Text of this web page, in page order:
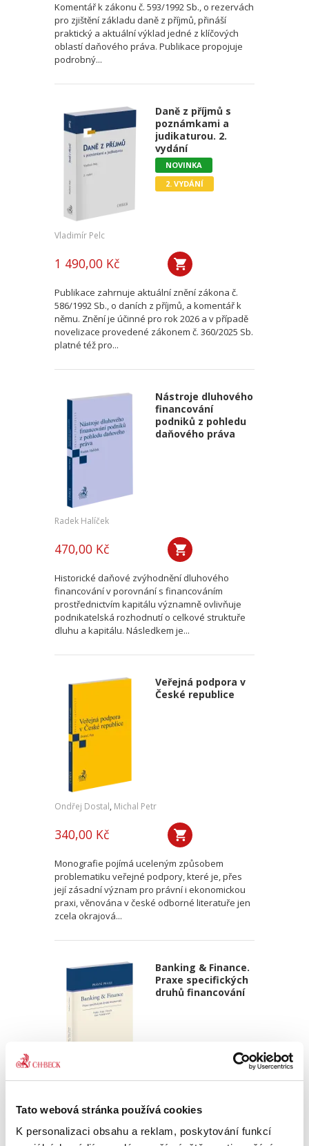
Tato webová stránka používá cookies
K personalizaci obsahu a reklam, poskytování funkcí
Komentář k zákonu č. 593/1992 Sb., o rezervách
pro zjištění základu daně z příjmů, přináší
praktický a aktuální výklad jedné z klíčových
oblastí daňového práva. Publikace propojuje
podrobný...
Daně z příjmů s
poznámkami a
judikaturou. 2.
vydání
NOVINKA
2. VYDÁNÍ
Vladimír Pelc
1 490,00 Kč
Publikace zahrnuje aktuální znění zákona č.
586/1992 Sb., o daních z příjmů, a komentář k
němu. Znění je účinné pro rok 2026 a v případě
novelizace provedené zákonem č. 360/2025 Sb.
platné též pro...
Nástroje dluhového
financování
podniků z pohledu
daňového práva
Radek Halíček
470,00 Kč
Historické daňové zvýhodnění dluhového
financování v porovnání s financováním
prostřednictvím kapitálu významně ovlivňuje
podnikatelská rozhodnutí o celkové struktuře
dluhu a kapitálu. Následkem je...
Veřejná podpora v
České republice
Ondřej Dostal, Michal Petr
340,00 Kč
Monografie pojímá uceleným způsobem
problematiku veřejné podpory, které je, přes
její zásadní význam pro právní i ekonomickou
praxi, věnována v české odborné literatuře jen
zcela okrajová...
Banking & Finance.
Praxe specifických
druhů financování